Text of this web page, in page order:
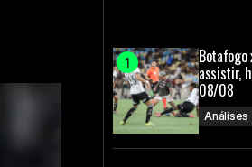
Botafogo
assistir,
08/08
Análises